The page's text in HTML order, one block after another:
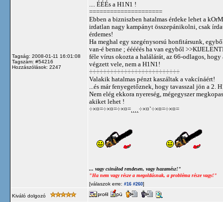
Tagság: 2008-01-11 16:01:08
Tagszám: #54216
Hozzászólások: 2247
.... ÉÉÉs a H1N1 !
=====================
Ebben a bizniszben hatalmas érdeke lehet a
irdatlan nagy kampányt összepánikolni, csak
érdemes!
Ha meghal egy szegénysorsú honfitársunk,
van-é benne ; ééééés ha van egyből
féle vírus okozta a halálárát, az 66-odlagos, hogy
végzett vele, nem a H1N1!
÷÷÷÷÷÷÷÷÷÷÷÷÷÷÷÷÷÷÷÷÷÷÷÷÷÷
Valakik hatalmas pénzt kaszáltak a vakcínáért!
...és már fenyegetőznek, hogy tavasszal jön a 2.
Nem elég ekkora nyereség, mégegyszer
akiket lehet !
÷×¤=÷×¤=÷×¤=˛˛˛˛÷×¤`÷×¤=÷×¤=
... vagy csinálod rendesen, vagy hazamész!"
"Ha nem vagy része a megoldásnak, a probléma része vagy!"
[válaszok erre: #16 #260]
Kiváló dolgozó